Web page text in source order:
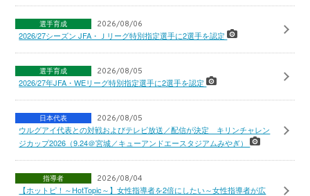
選手育成 2026/08/06
2026/27シーズン JFA・Ｊリーグ特別指定選手に2選手を認定
選手育成 2026/08/05
2026/27年JFA・WEリーグ特別指定選手に2選手を認定
日本代表 2026/08/05
ウルグアイ代表との対戦およびテレビ放送／配信が決定 キリンチャレン
ジカップ2026（9.24＠宮城／キューアンドエースタジアムみやぎ）
指導者 2026/08/04
【ホットピ！～HotTopic～】女性指導者を2倍にしたい～女性指導者が広